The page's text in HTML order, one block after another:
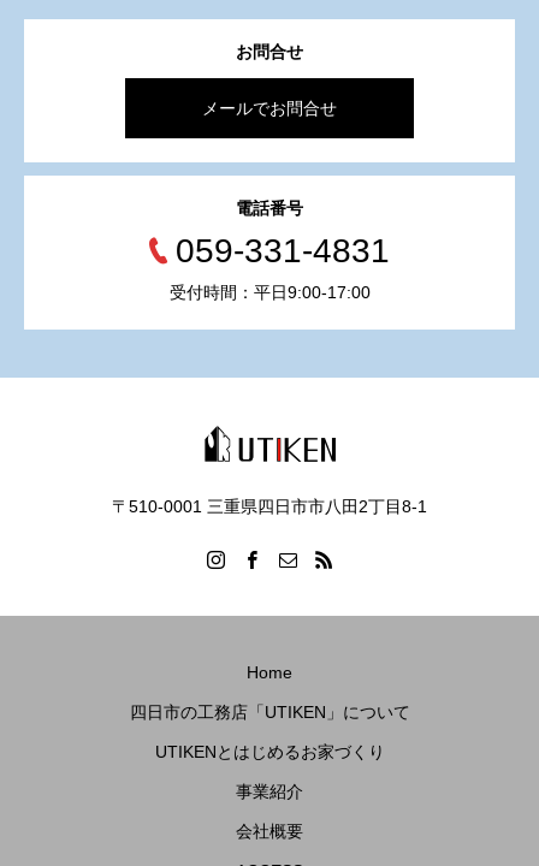
お問合せ
メールでお問合せ
電話番号
059-331-4831
受付時間：平日9:00-17:00
〒510-0001 三重県四日市市八田2丁目8‐1
Home
四日市の工務店「UTIKEN」について
UTIKENとはじめるお家づくり
事業紹介
会社概要